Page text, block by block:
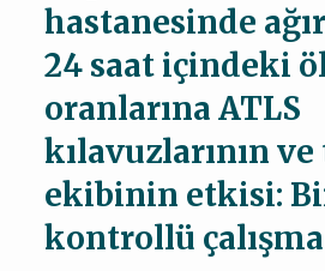
hastanesinde
24 saat içindeki
oranlarına ATLS
kılavuzlarının
ekibinin etkisi:
kontrollü çalışma